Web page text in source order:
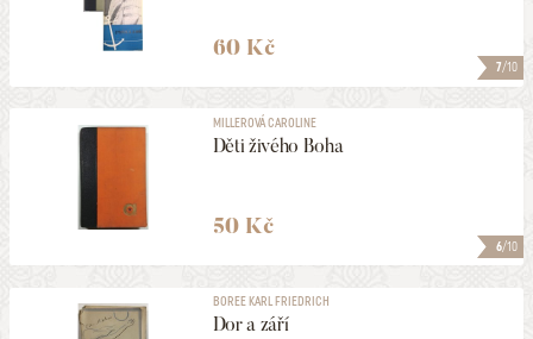
7/10
60 Kč
6/10
MILLEROVÁ CAROLINE
Děti živého Boha
50 Kč
BOREE KARL FRIEDRICH
Dor a září